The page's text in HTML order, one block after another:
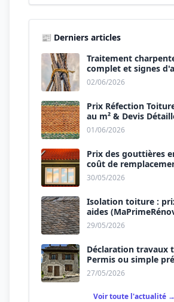
📰 Derniers articles
Traitement
complet et signes
02/06/2026
Prix Réfection
au m² & Devis
01/06/2026
Prix des gouttières
coût de
matériaux
30/05/2026
Isolation toiture :
aides
29/05/2026
Déclaration travaux
Permis ou simple
27/05/2026
Voir toute l'actualité →